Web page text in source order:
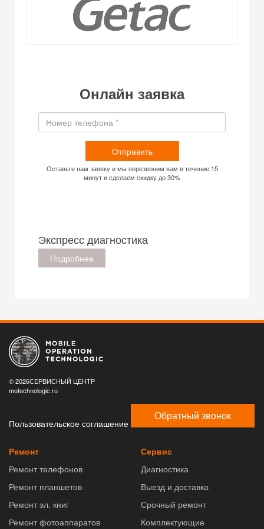
Онлайн заявка
Отправить
Оставьте нам заявку и мы перезвоним вам в течение 15
минут и сделаем скидку до 30%
Экспресс диагностика
Подробнее
© 2026СЕРВИСНЫЙ ЦЕНТР
motechnologic.ru
Пользовательское соглашение
Обратный звонок
Ремонт
Ремонт телефонов
Ремонт планшетов
Ремонт эл. книг
Ремонт фотоаппаратов
Сервис
Диагностика
Выезд и доставка
Срочный ремонт
Комплектующие